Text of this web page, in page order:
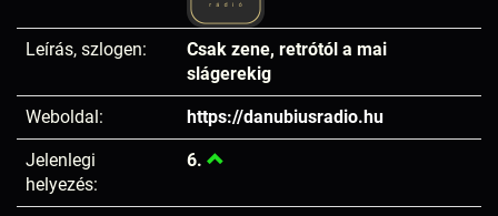
Leírás, szlogen:
Csak zene, retrótól a mai
slágerekig
Weboldal: https://danubiusradio.hu
Jelenlegi
helyezés:
6.